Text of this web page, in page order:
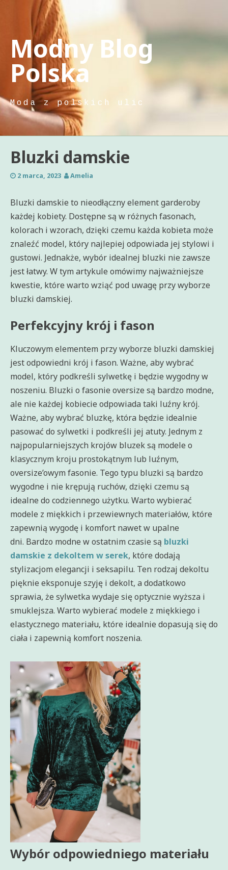
content
Modny Blog
Polska
Moda z polskich ulic
Bluzki damskie
2 marca, 2023 Amelia
Bluzki damskie to nieodłączny element garderoby
każdej kobiety. Dostępne są w różnych fasonach,
kolorach i wzorach, dzięki czemu każda kobieta może
znaleźć model, który najlepiej odpowiada jej stylowi i
gustowi. Jednakże, wybór idealnej bluzki nie zawsze
jest łatwy. W tym artykule omówimy najważniejsze
kwestie, które warto wziąć pod uwagę przy wyborze
bluzki damskiej.
Perfekcyjny krój i fason
Kluczowym elementem przy wyborze bluzki damskiej
jest odpowiedni krój i fason. Ważne, aby wybrać
model, który podkreśli sylwetkę i będzie wygodny w
noszeniu. Bluzki o fasonie oversize są bardzo modne,
ale nie każdej kobiecie odpowiada taki luźny krój.
Ważne, aby wybrać bluzkę, która będzie idealnie
pasować do sylwetki i podkreśli jej atuty. Jednym z
najpopularniejszych krojów bluzek są modele o
klasycznym kroju prostokątnym lub luźnym,
oversize’owym fasonie. Tego typu bluzki są bardzo
wygodne i nie krępują ruchów, dzięki czemu są
idealne do codziennego użytku. Warto wybierać
modele z miękkich i przewiewnych materiałów, które
zapewnią wygodę i komfort nawet w upalne
dni. Bardzo modne w ostatnim czasie są bluzki
damskie z dekoltem w serek, które dodają
stylizacjom elegancji i seksapilu. Ten rodzaj dekoltu
pięknie eksponuje szyję i dekolt, a dodatkowo
sprawia, że sylwetka wydaje się optycznie wyższa i
smuklejsza. Warto wybierać modele z miękkiego i
elastycznego materiału, które idealnie dopasują się do
ciała i zapewnią komfort noszenia.
Wybór odpowiedniego materiału